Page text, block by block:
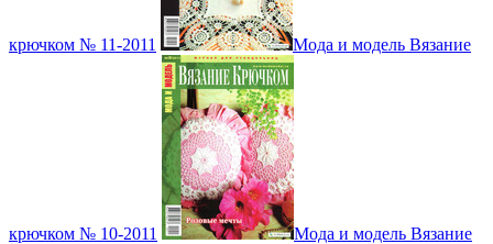
крючком № 11-2011 Мода и модель Вязание
крючком № 10-2011 Мода и модель Вязание